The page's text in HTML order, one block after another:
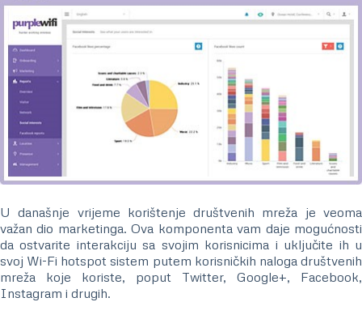
U današnje vrijeme korištenje društvenih mreža je veoma
važan dio marketinga. Ova komponenta vam daje mogućnosti
da ostvarite interakciju sa svojim korisnicima i uključite ih u
svoj Wi-Fi hotspot sistem putem korisničkih naloga društvenih
mreža koje koriste, poput Twitter, Google+, Facebook,
Instagram i drugih.